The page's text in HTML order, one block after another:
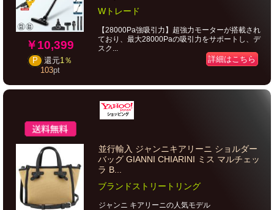
￥10,399
P 還元1％
103pt
Wトレード
【28000Pa強吸引力】超強力モーターが搭載され
ており、最大28000Paの吸引力をサポートし、デ
スク...
詳細はこちら
並行輸入 ジャンニキアリーニ ショルダー
バッグ GIANNI CHIARINI ミス マルチェッ
ラ B...
ブランドストリートリング
ジャンニ キアリーニの人気モデル